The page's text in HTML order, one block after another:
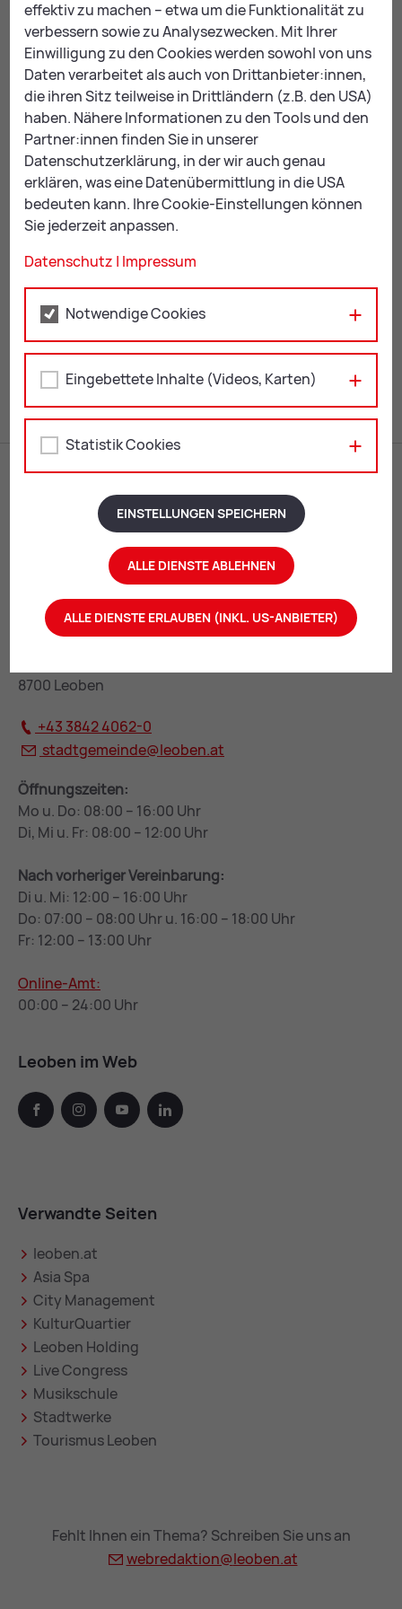
Zu­stel­lung. Damit erhalten Sie Zustellungen von der
Stadtgemeinde Leoben und anderen Behörden
nicht mehr per Post, sondern in Ihr digitales
Postfach im Internet.
Haben Sie Fragen?
Kontaktieren Sie uns unter
+43 3842 4062-450oder
buer­ger­ser­vice@
Mail Print
Rathaus Leoben
8700 Leoben
+43 3842 4062-0
stadtgemeinde@leoben.at
Öffnungszeiten:
Mo u. Do: 08:00 – 16:00 Uhr
Di, Mi u. Fr: 08:00 – 12:00 Uhr
Nach vorheriger Vereinbarung:
Di u. Mi: 12:00 – 16:00 Uhr
Do: 07:00 – 08:00 Uhr u. 16:00 – 18:00 Uhr
Fr: 12:00 – 13:00 Uhr
Online-Amt:
00:00 – 24:00 Uhr
Leoben im Web
facebook instagramyoutube linkedin
Verwandte Seiten
leoben.at
Asia Spa
City Management
KulturQuartier
Leoben Holding
Live Congress
Musikschule
Stadtwerke
Tourismus Leoben
Fehlt Ihnen ein Thema? Schreiben Sie uns an
webredaktion@leoben.at
effektiv zu machen – etwa um die Funktionalität zu
verbessern sowie zu Analysezwecken. Mit Ihrer
Einwilligung zu den Cookies werden sowohl von uns
Daten verarbeitet als auch von Drittanbieter:innen,
die ihren Sitz teilweise in Drittländern (z.B. den USA)
haben. Nähere Informationen zu den Tools und den
Partner:innen finden Sie in unserer
Datenschutzerklärung, in der wir auch genau
erklären, was eine Datenübermittlung in die USA
bedeuten kann. Ihre Cookie-Einstellungen können
Sie jederzeit anpassen.
Datenschutz | Impressum
Notwendige Cookies
Eingebettete Inhalte (Videos, Karten)
Statistik Cookies
EINSTELLUNGEN SPEICHERN
ALLE DIENSTE ABLEHNEN
ALLE DIENSTE ERLAUBEN (INKL. US-ANBIETER)